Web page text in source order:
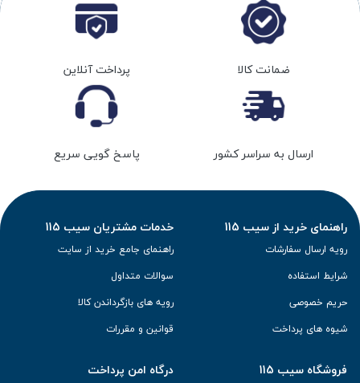
ضمانت کالا پرداخت آنلاین
ارسال به سراسر کشور پاسخ گویی سریع
راهنمای خرید از سیب 115
رویه ارسال سفارشات
شرایط استفاده
حریم خصوصی
شیوه های پرداخت
خدمات مشتریان سیب 115
راهنمای جامع خرید از سایت
سوالات متداول
رویه های بازگرداندن کالا
قوانین و مقررات
فروشگاه سیب 115 درگاه امن پرداخت